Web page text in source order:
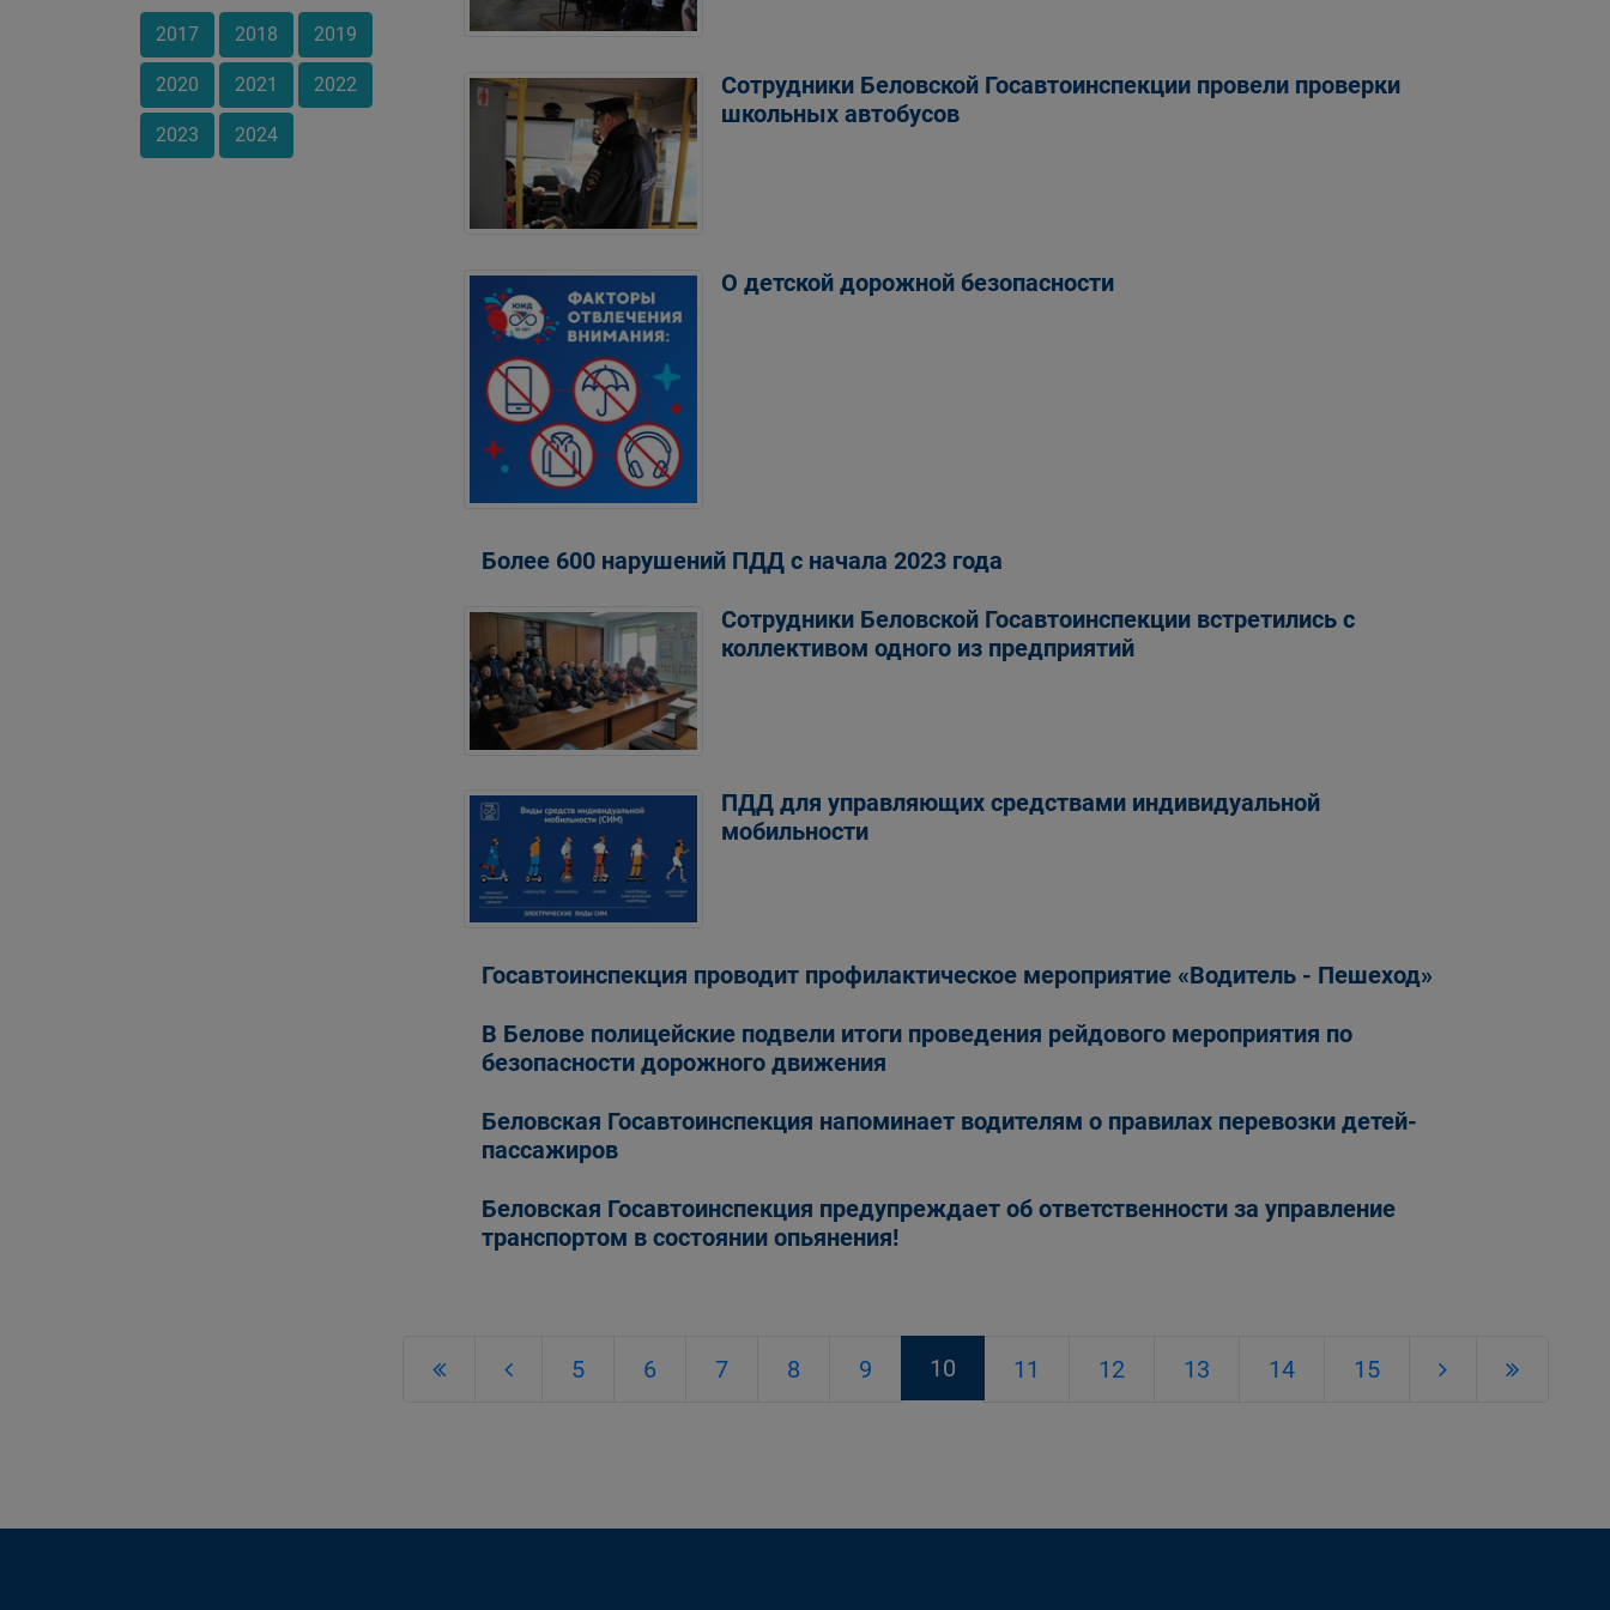
2017 2018 2019
2020 2021 2022
2023 2024
Сотрудники Беловской Госавтоинспекции провели проверки
школьных автобусов
О детской дорожной безопасности
Более 600 нарушений ПДД с начала 2023 года
Сотрудники Беловской Госавтоинспекции встретились с
коллективом одного из предприятий
ПДД для управляющих средствами индивидуальной
мобильности
Госавтоинспекция проводит профилактическое мероприятие «Водитель - Пешеход»
В Белове полицейские подвели итоги проведения рейдового мероприятия по
безопасности дорожного движения
Беловская Госавтоинспекция напоминает водителям о правилах перевозки детей-
пассажиров
Беловская Госавтоинспекция предупреждает об ответственности за управление
транспортом в состоянии опьянения!
5 6 7 8 9 10 11 12 13 14 15